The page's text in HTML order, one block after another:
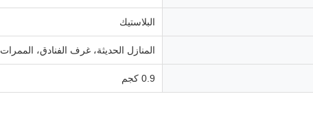
البلاستيك
المنازل الحديثة، غرف الفنادق، الممرات
0.9 كجم